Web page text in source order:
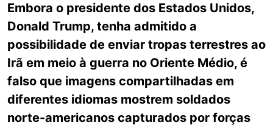
Embora o presidente dos Estados Unidos,
Donald Trump, tenha admitido a
possibilidade de enviar tropas terrestres ao
Irã em meio à guerra no Oriente Médio, é
falso que imagens compartilhadas em
diferentes idiomas mostrem soldados
norte-americanos capturados por forças